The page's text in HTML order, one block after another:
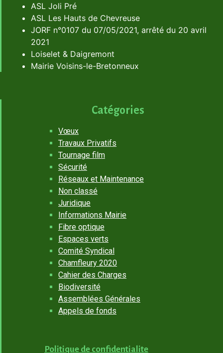
ASL Joli Pré
ASL Les Hauts de Chevreuse
JORF n°0107 du 07/05/2021, arrêté du 20 avril
2021
Loiselet & Daigremont
Mairie Voisins-le-Bretonneux
Catégories
Vœux
Travaux Privatifs
Tournage film
Sécurité
Réseaux et Maintenance
Non classé
Juridique
Informations Mairie
Fibre optique
Espaces verts
Comité Syndical
Chamfleury 2020
Cahier des Charges
Biodiversité
Assemblées Générales
Appels de fonds
Politique de confidentialite